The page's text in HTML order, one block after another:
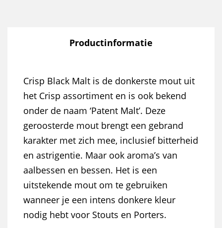
Productinformatie
Crisp Black Malt is de donkerste mout uit
het Crisp assortiment en is ook bekend
onder de naam ‘Patent Malt’. Deze
geroosterde mout brengt een gebrand
karakter met zich mee, inclusief bitterheid
en astrigentie. Maar ook aroma’s van
aalbessen en bessen. Het is een
uitstekende mout om te gebruiken
wanneer je een intens donkere kleur
nodig hebt voor Stouts en Porters.